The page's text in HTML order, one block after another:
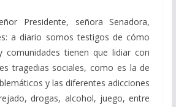
Presidente, señora Senadora,
a diario somos testigos de cómo
comunidades tienen que lidiar con
tragedias sociales, como es la de
y las diferentes adicciones
drogas, alcohol, juego, entre